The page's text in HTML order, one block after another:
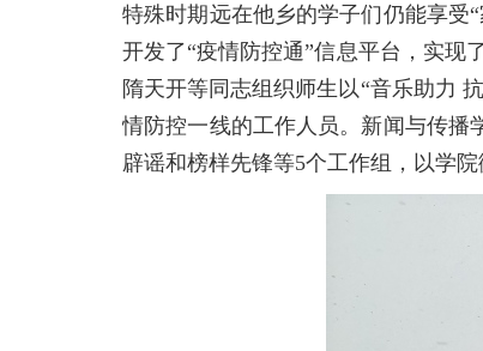
特殊时期远在他乡的学子们仍能享受
开发了“疫情防控通”信息平台，实现
隋天开等同志组织师生以“音乐助力
情防控一线的工作人员。新闻与传播
辟谣和榜样先锋等5个工作组，以学